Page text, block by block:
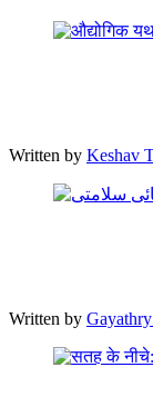
Written by Keshav
Written by